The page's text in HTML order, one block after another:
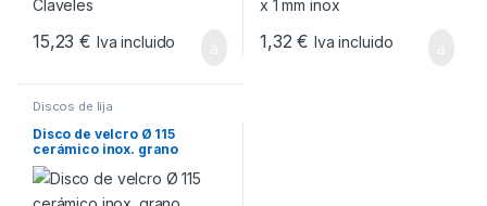
15,23€ Iva incluido 1,32€ Iva incluido
Discos de lija
Disco de velcro Ø 115
cerámico inox. grano
acero-inox. grano 120 ( 1
unidad )